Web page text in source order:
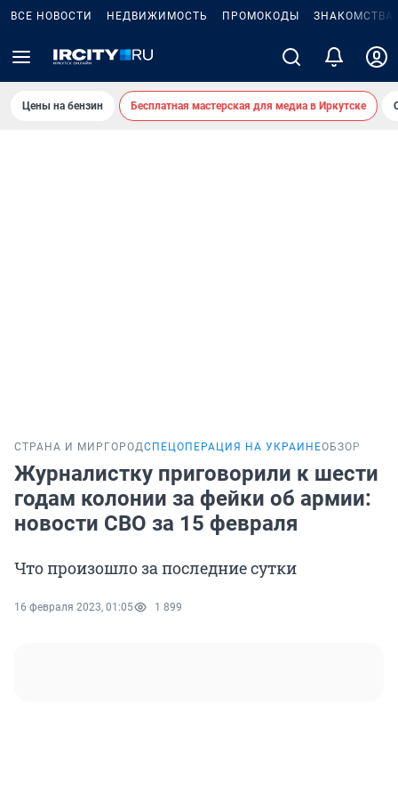
ВСЕ НОВОСТИ НЕДВИЖИМОСТЬ ПРОМОКОДЫ ЗНАКОМСТВА
Цены на бензин Бесплатная мастерская для медиа в Иркутске
СТРАНА И МИР ГОРОДСПЕЦОПЕРАЦИЯ НА УКРАИНЕОБЗОР
Журналистку приговорили к шести
годам колонии за фейки об армии:
новости СВО за 15 февраля
Что произошло за последние сутки
16 февраля 2023, 01:05 1 899